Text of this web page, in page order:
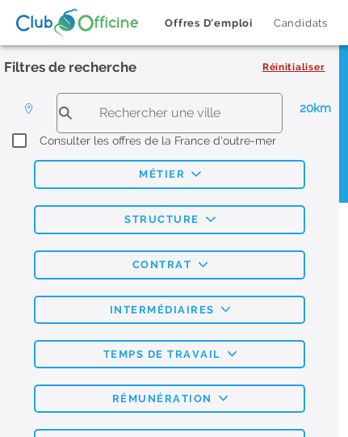
Offres D'emploi Candidats
Filtres de recherche Réinitialiser
20km
Consulter les offres de la France d'outre-mer
MÉTIER
STRUCTURE
CONTRAT
INTERMÉDIAIRES
TEMPS DE TRAVAIL
RÉMUNÉRATION